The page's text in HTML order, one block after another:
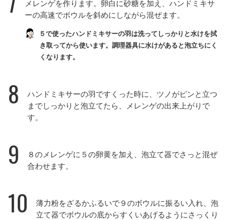
メレンゲを作ります。卵白に砂糖を加え、ハンドミキサ
ーの高速でボウルを斜めにしながら混ぜます。
５で使ったハンドミキサーの羽は洗ってしっかりと水けを拭
き取ってから使います。調理器具に水けがあると泡立ちにく
くなります。
8
ハンドミキサーの羽ですくった時に、ツノがピンと立つ
までしっかりと泡立てたら、メレンゲの出来上がりで
す。
9
８のメレンゲに５の卵黄を加え、泡立て器でさっと混ぜ
合わせます。
10
薄力粉をざるかふるいで９のボウルに振るい入れ、泡
立て器でボウルの底からすくいあげるようにさっくり